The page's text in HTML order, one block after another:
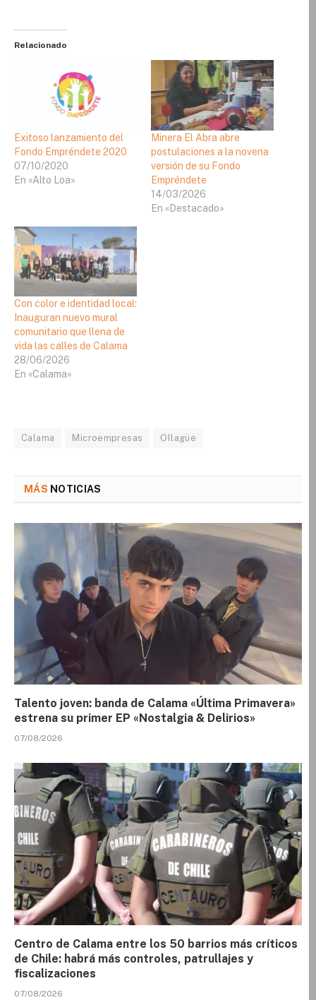
Relacionado
Exitoso lanzamiento del
Fondo Empréndete 2020
07/10/2020
En «Alto Loa»
Minera El Abra abre
postulaciones a la novena
versión de su Fondo
Empréndete
14/03/2026
En «Destacado»
Con color e identidad local:
Inauguran nuevo mural
comunitario que llena de
vida las calles de Calama
28/06/2026
En «Calama»
Calama Microempresas Ollagüe
MÁS NOTICIAS
Talento joven: banda de Calama «Última Primavera»
estrena su primer EP «Nostalgia & Delirios»
07/08/2026
Centro de Calama entre los 50 barrios más críticos
de Chile: habrá más controles, patrullajes y
fiscalizaciones
07/08/2026